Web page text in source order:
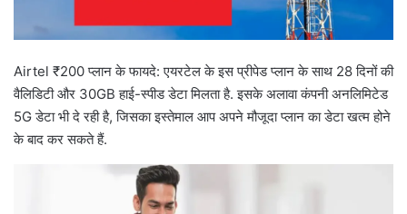
Airtel ₹200 प्लान के फायदे: एयरटेल के इस प्रीपेड प्लान के साथ 28 दिनों की
वैलिडिटी और 30GB हाई-स्पीड डेटा मिलता है. इसके अलावा कंपनी अनलिमिटेड
5G डेटा भी दे रही है, जिसका इस्तेमाल आप अपने मौजूदा प्लान का डेटा खत्म होने
के बाद कर सकते हैं.